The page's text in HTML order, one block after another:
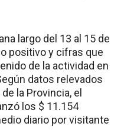
largo del 13 al 15 de
positivo y cifras que
de la actividad en
datos relevados
la Provincia, el
los $ 11.154
diario por visitante